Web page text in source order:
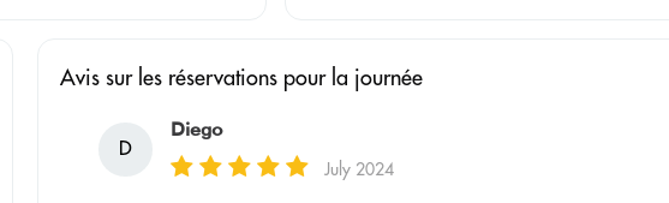
Avis sur les réservations pour la journée
D
Diego
July 2024